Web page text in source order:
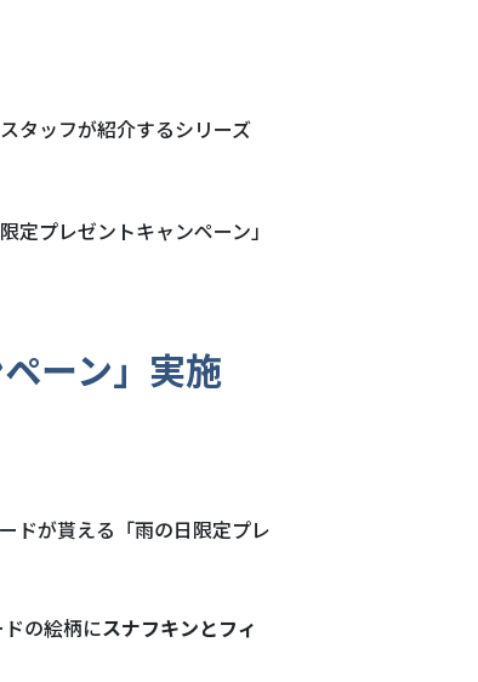
タッフが紹介するシリーズ
定プレゼントキャンペーン」
ーン」実施
ドが貰える 「雨の日限定プレ
の絵柄にスナフキンとフィ